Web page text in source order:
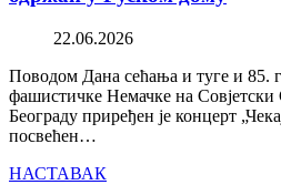
22.06.2026
Поводом Дана сећања и туге и 85.
фашистичке Немачке на
Београду приређен је концерт
посвећен…
НАСТАВАК